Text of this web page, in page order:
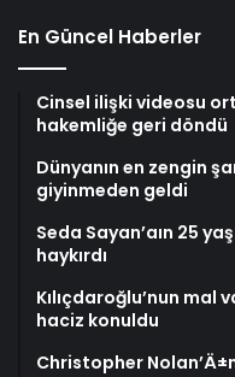
En Güncel Haberler
Cinsel ilişki videosu
hakemliğe geri döndü
Dünyanın en zengin
giyinmeden geldi
Seda Sayan’aın 25
haykırdı
Kılıçdaroğlu’nun mal
haciz konuldu
Christopher